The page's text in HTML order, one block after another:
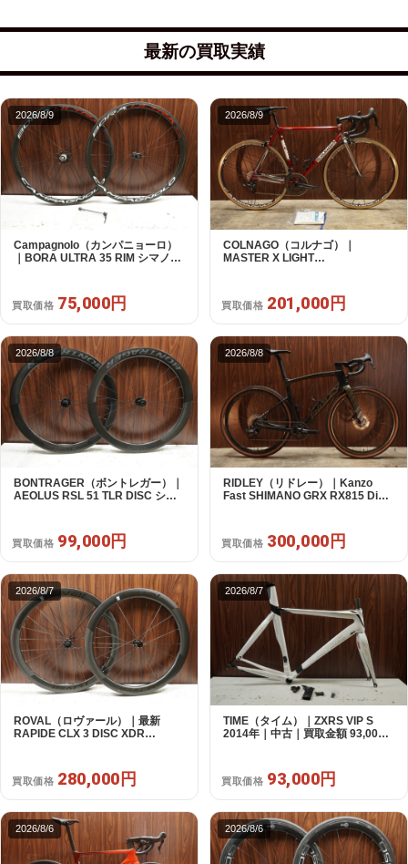
最新の買取実績
2026/8/9
Campagnolo（カンパニョーロ）
｜BORA ULTRA 35 RIM シマノフ
買取価格 75,000円
2026/8/9
COLNAGO（コルナゴ）｜
MASTER X LIGHT
年｜美品｜買取金額 201,000円
買取価格 201,000円
2026/8/8
BONTRAGER（ボントレガー）｜
AEOLUS RSL 51 TLR DISC シマ
買取価格 99,000円
2026/8/8
RIDLEY（リドレー）｜Kanzo
Fast SHIMANO GRX RX815 Di2
買取価格 300,000円
2026/8/7
ROVAL（ロヴァール）｜最新
RAPIDE CLX 3 DISC XDR
買取価格 280,000円
2026/8/7
TIME（タイム）｜ZXRS VIP S
2014年｜中古｜買取金額 93,000
買取価格 93,000円
2026/8/6 2026/8/6